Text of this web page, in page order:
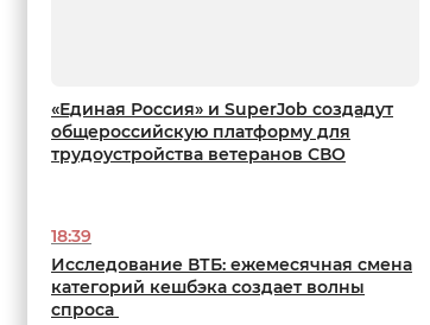
«Единая Россия» и SuperJob создадут
общероссийскую платформу для
трудоустройства ветеранов СВО
18:39
Исследование ВТБ: ежемесячная смена
категорий кешбэка создает волны
спроса